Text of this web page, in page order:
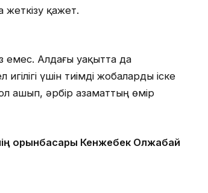
жеткізу қажет.
емес. Алдағы уақытта да
үшін тиімді жобаларды іске
ашып, әрбір азаматтың өмір
орынбасары Кенжебек Олжабай